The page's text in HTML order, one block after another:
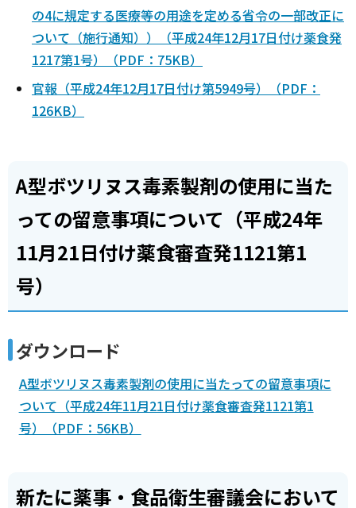
の4に規定する医療等の用途を定める省令の一部改正に
ついて（施行通知））（平成24年12月17日付け薬食発
1217第1号）（PDF：75KB）
官報（平成24年12月17日付け第5949号）（PDF：
126KB）
A型ボツリヌス毒素製剤の使用に当た
っての留意事項について（平成24年
11月21日付け薬食審査発1121第1
号）
ダウンロード
A型ボツリヌス毒素製剤の使用に当たっての留意事項に
ついて（平成24年11月21日付け薬食審査発1121第1
号）（PDF：56KB）
新たに薬事・食品衛生審議会において